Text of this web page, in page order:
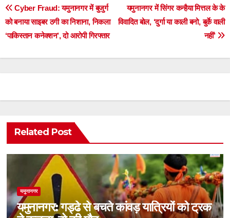
Post
navigation
यमुनानगर में सिंगर कन्हैया मित्तल के के
विवादित बोल, ‘दुर्गा या काली बनो, बुर्के वाली
नहीं’
Cyber Fraud: यमुनानगर में बुजुर्ग
को बनाया साइबर ठगी का निशाना, निकला
‘पाकिस्तान कनेक्शन’, दो आरोपी गिरफ्तार
Related Post
यमुनानगर
यमुनानगर: गड्ढे से बचते कांवड़ यात्रियों को ट्रक